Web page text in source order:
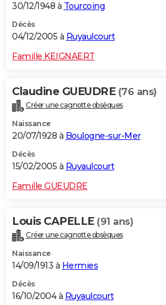
30/12/1948 à Tourcoing
Décès
04/12/2005 à Ruyaulcourt
Famille KEIGNAERT
Claudine GUEUDRE (76 ans)
Créer une cagnotte obsèques
Naissance
20/07/1928 à Boulogne-sur-Mer
Décès
15/02/2005 à Ruyaulcourt
Famille GUEUDRE
Louis CAPELLE (91 ans)
Créer une cagnotte obsèques
Naissance
14/09/1913 à Hermies
Décès
16/10/2004 à Ruyaulcourt